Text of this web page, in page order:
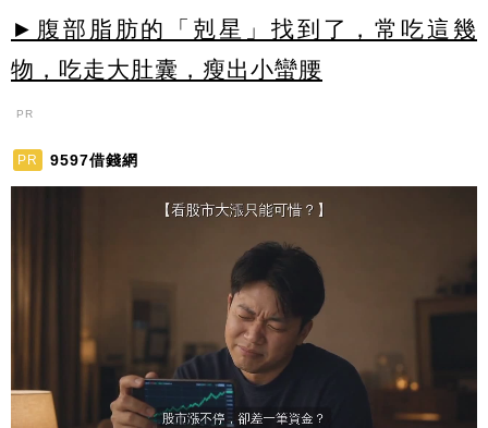
►腹部脂肪的「剋星」找到了，常吃這幾
物，吃走大肚囊，瘦出小蠻腰
PR
PR 9597借錢網